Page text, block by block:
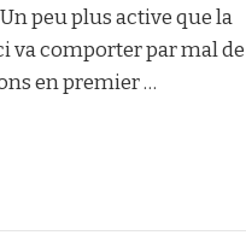
peu plus active que la
va comporter par mal de
en premier …